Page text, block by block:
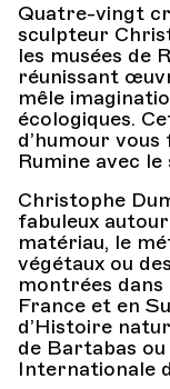
Quatre-vingt
sculpteur
les musées de
réunissant
mêle
écologiques.
d’humour
Rumine avec le
Christophe
fabuleux
matériau, le
végétaux ou
montrées dans
France et en
d’Histoire
de Bartabas
Internationale